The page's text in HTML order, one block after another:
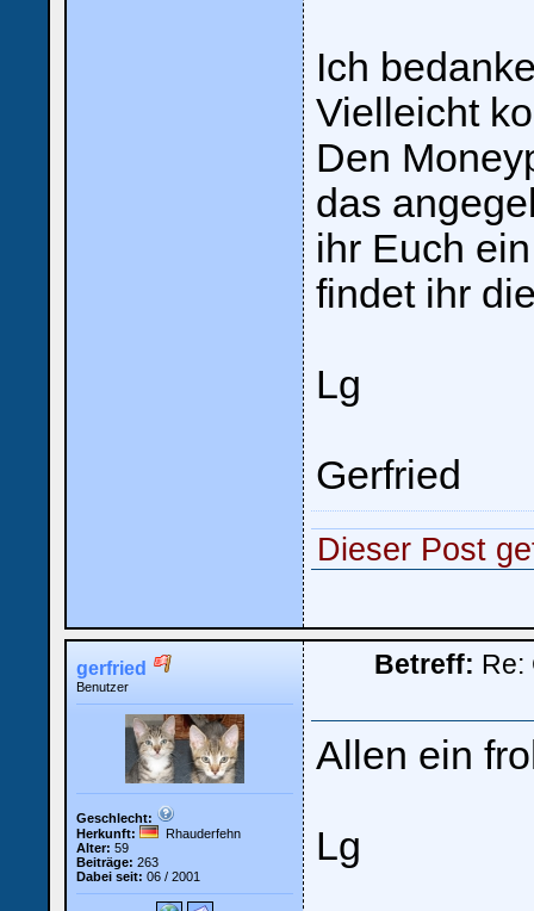
Ich
Vielleicht
Den
das
ihr Euch
findet ihr
Lg
Gerfried
Dieser Post
gerfried
Benutzer
Geschlecht:
Herkunft:
Rhauderfehn
Alter: 59
Beiträge: 263
Dabei seit: 06 / 2001
Betreff: Re:
Allen ein
Lg